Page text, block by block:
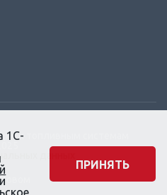
к топливным системам
данных
1С-
ПРИНЯТЬ